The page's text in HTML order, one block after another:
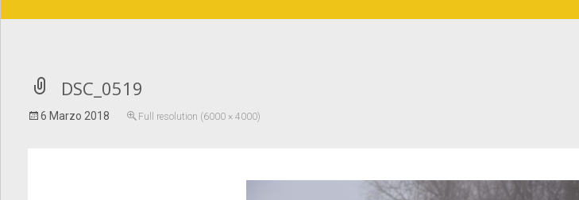
DSC_0519
6 Marzo 2018 Full resolution (6000 × 4000)